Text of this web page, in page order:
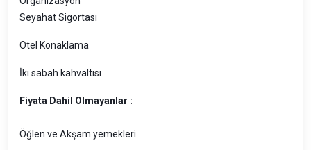
Seyahat Sigortası
Otel Konaklama
İki sabah kahvaltısı
Fiyata Dahil Olmayanlar :
Öğlen ve Akşam yemekleri